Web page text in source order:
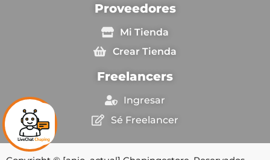
Proveedores
Mi Tienda
Crear Tienda
Freelancers
Ingresar
Sé Freelancer